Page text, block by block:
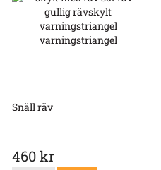
Snäll räv
460 kr